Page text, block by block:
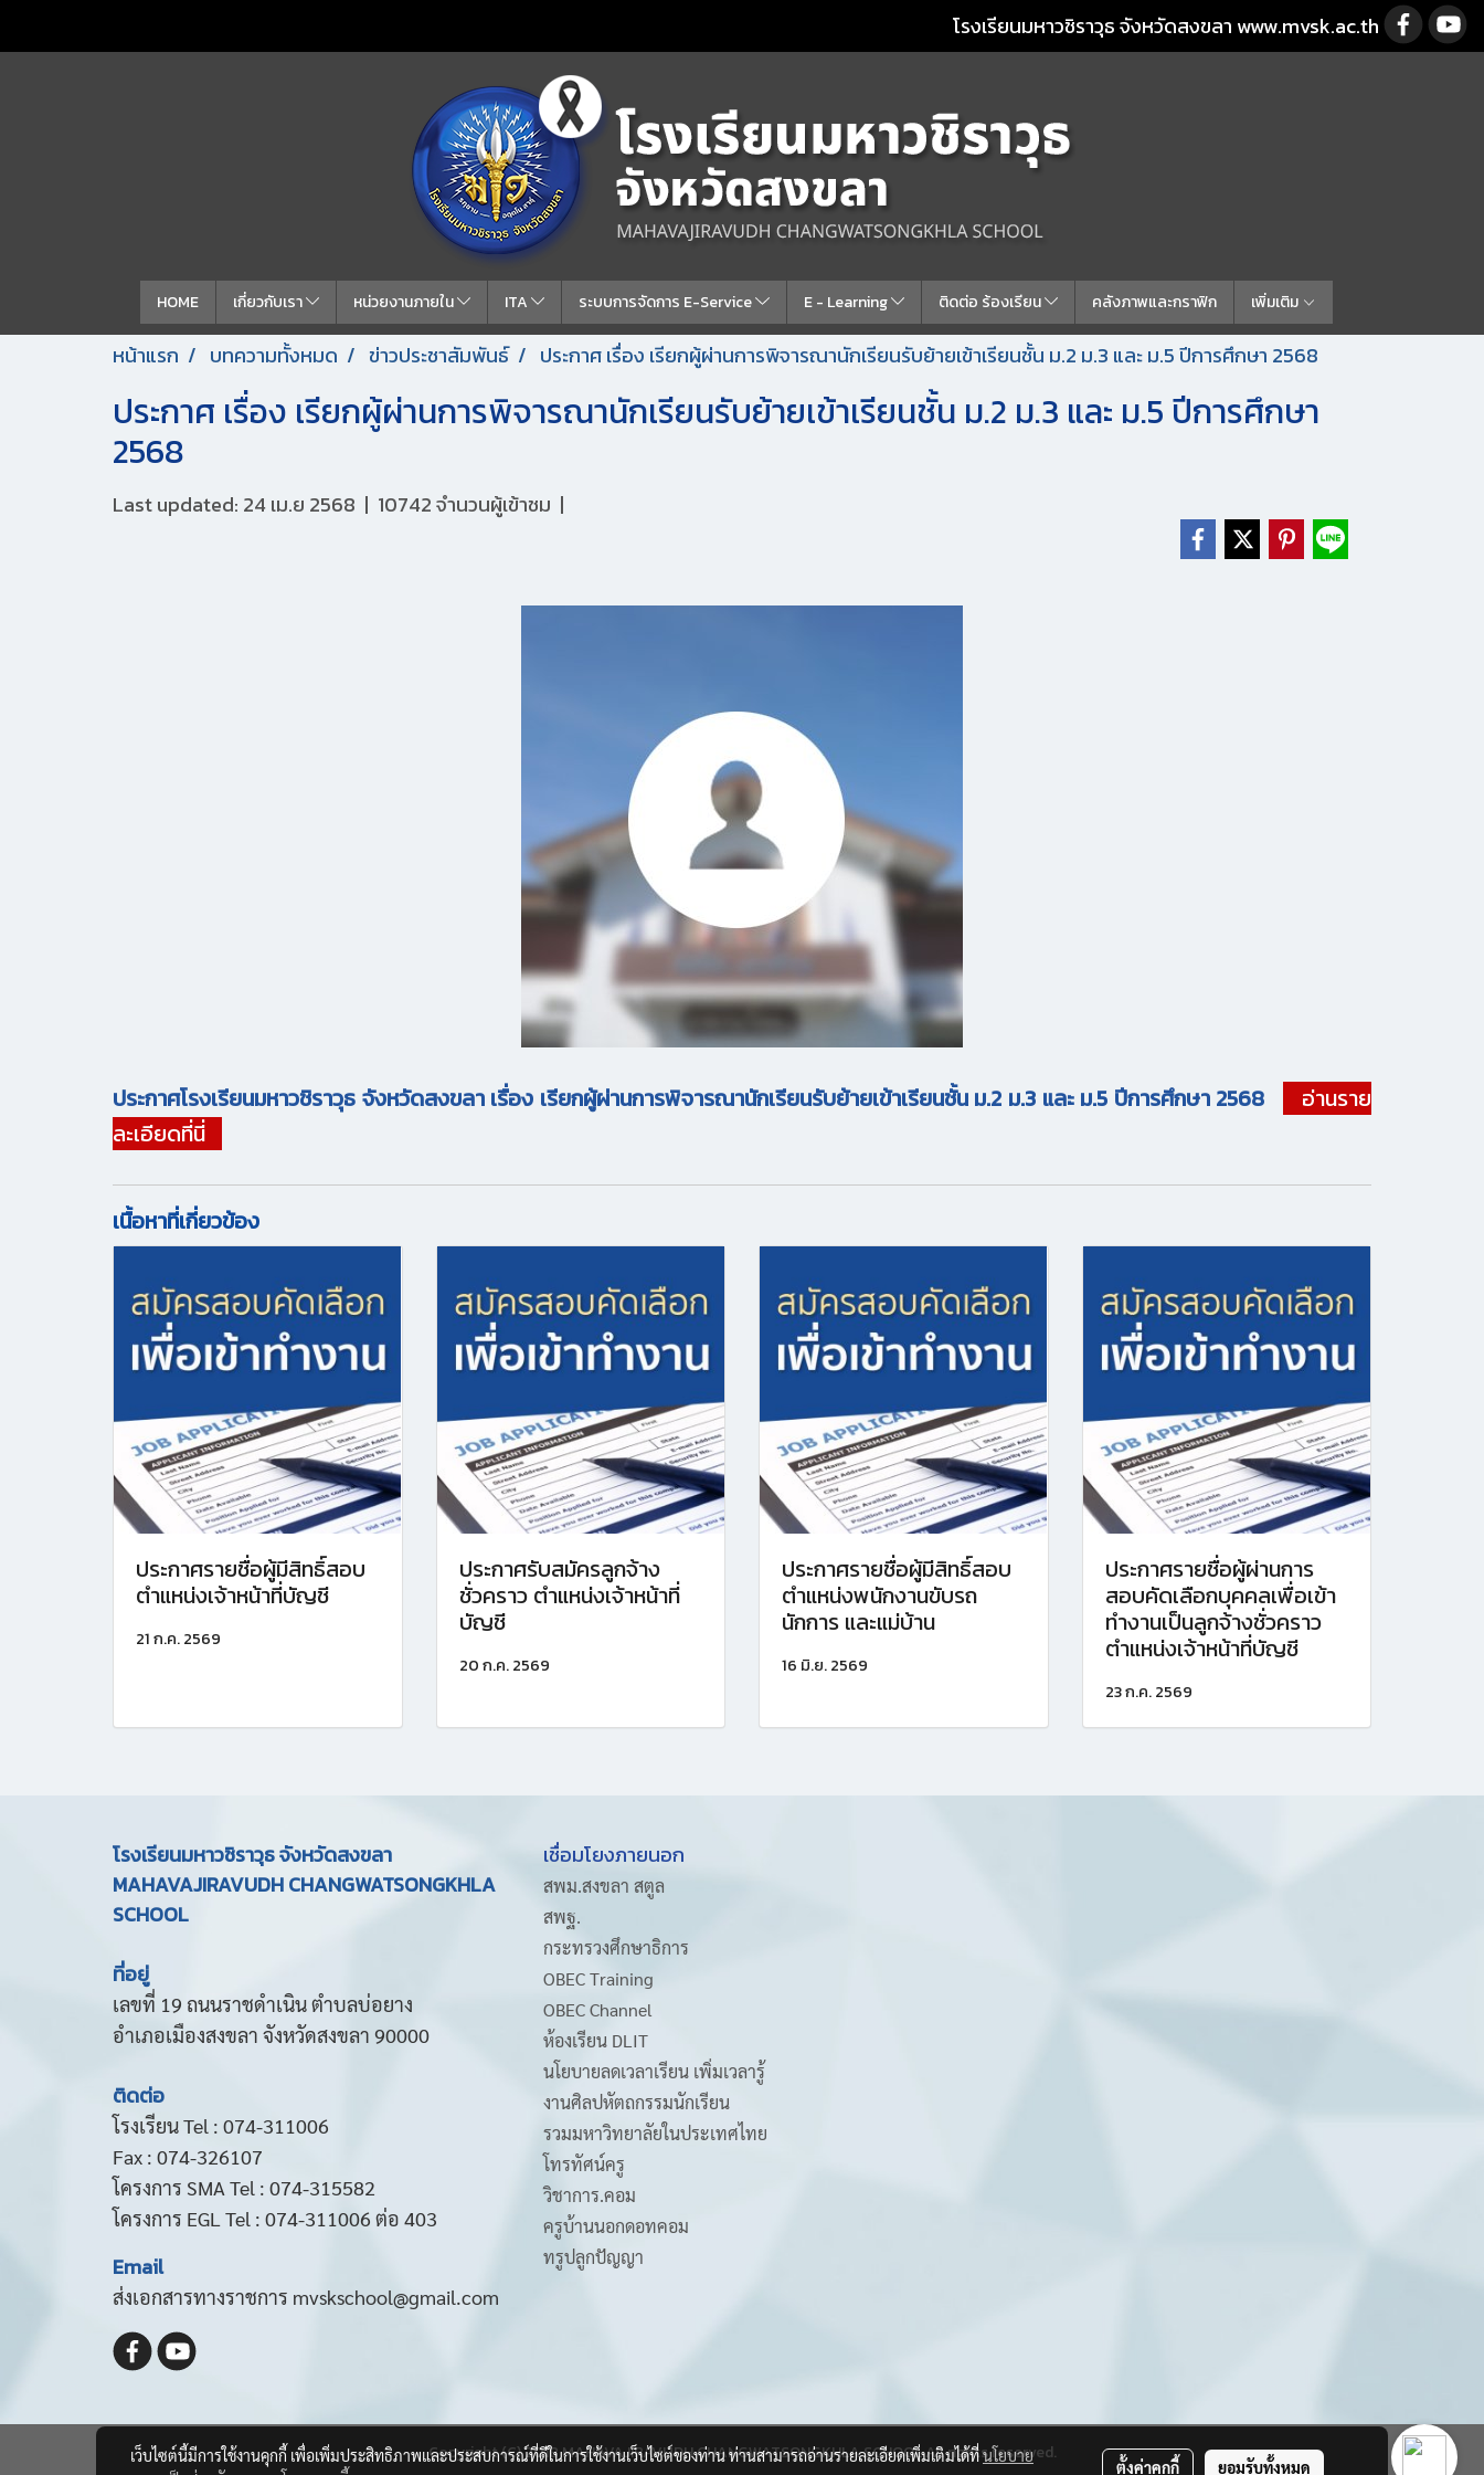
โรงเรียนมหาวชิราวุธ จังหวัดสงขลา www.mvsk.ac.th
HOME เกี่ยวกับเรา หน่วยงานภายใน ITA ระบบการจัดการ E-Service E - Learning ติดต่อ ร้องเรียน คลังภาพและกราฟิก เพิ่มเติม
หน้าแรก บทความทั้งหมด ข่าวประชาสัมพันธ์ ประกาศ เรื่อง เรียกผู้ผ่านการพิจารณานักเรียนรับย้ายเข้าเรียนชั้น ม.2 ม.3 และ ม.5 ปีการศึกษา 2568
ประกาศ เรื่อง เรียกผู้ผ่านการพิจารณานักเรียนรับย้ายเข้าเรียนชั้น ม.2 ม.3 และ ม.5 ปีการศึกษา
2568
Last updated: 24 เม.ย 2568 | 10742 จำนวนผู้เข้าชม |
ประกาศโรงเรียนมหาวชิราวุธ จังหวัดสงขลา เรื่อง เรียกผู้ผ่านการพิจารณานักเรียนรับย้ายเข้าเรียนชั้น ม.2 ม.3 และ ม.5 ปีการศึกษา 2568
อ่านราย
ละเอียดที่นี่
เนื้อหาที่เกี่ยวข้อง
ประกาศรายชื่อผู้มีสิทธิ์สอบ
ตำแหน่งเจ้าหน้าที่บัญชี
21 ก.ค. 2569
ประกาศรับสมัครลูกจ้าง
ชั่วคราว ตำแหน่งเจ้าหน้าที่
บัญชี
20 ก.ค. 2569
ประกาศรายชื่อผู้มีสิทธิ์สอบ
ตำแหน่งพนักงานขับรถ
นักการ และแม่บ้าน
16 มิ.ย. 2569
ประกาศรายชื่อผู้ผ่านการ
สอบคัดเลือกบุคคลเพื่อเข้า
ทำงานเป็นลูกจ้างชั่วคราว
ตำแหน่งเจ้าหน้าที่บัญชี
23 ก.ค. 2569
โรงเรียนมหาวชิราวุธ จังหวัดสงขลา
MAHAVAJIRAVUDH CHANGWATSONGKHLA
SCHOOL
ที่อยู่
เลขที่ 19 ถนนราชดำเนิน ตำบลบ่อยาง
อำเภอเมืองสงขลา จังหวัดสงขลา 90000
ติดต่อ
โรงเรียน Tel : 074-311006
Fax : 074-326107
โครงการ SMA Tel : 074-315582
โครงการ EGL Tel : 074-311006 ต่อ 403
Email
ส่งเอกสารทางราชการ mvskschool@gmail.com
เชื่อมโยงภายนอก
สพม.สงขลา สตูล
สพฐ.
กระทรวงศึกษาธิการ
OBEC Training
OBEC Channel
ห้องเรียน DLIT
นโยบายลดเวลาเรียน เพิ่มเวลารู้
งานศิลปหัตถกรรมนักเรียน
รวมมหาวิทยาลัยในประเทศไทย
โทรทัศน์ครู
วิชาการ.คอม
ครูบ้านนอกดอทคอม
ทรูปลูกปัญญา
Copyright (C) 2018 MAHAVAJIRAVUDH CHANGWATSONGKHLA SCHOOL All rights reserved.
เว็บไซต์นี้มีการใช้งานคุกกี้ เพื่อเพิ่มประสิทธิภาพและประสบการณ์ที่ดีในการใช้งานเว็บไซต์ของท่าน ท่านสามารถอ่านรายละเอียดเพิ่มเติมได้ที่นโยบาย
ตั้งค่าคุกกี้ ยอมรับทั้งหมด